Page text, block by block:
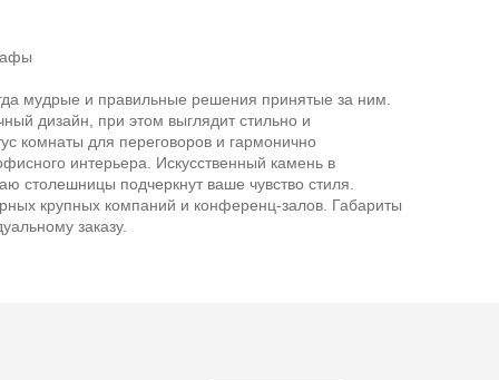
мудрые и правильные решения принятые за ним.
дизайн, при этом выглядит стильно и
комнаты для переговоров и гармонично
интерьера. Искусственный камень в
столешницы подчеркнут ваше чувство стиля.
крупных компаний и конференц-залов. Габариты
заказу.